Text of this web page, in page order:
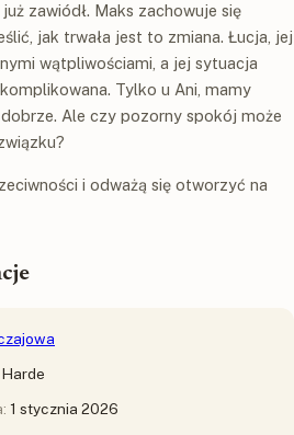
zawiódł. Maks zachowuje się
jak trwała jest to zmiana. Łucja, jej
wątpliwościami, a jej sytuacja
Tylko u Ani, mamy
Ale czy pozorny spokój może
i odważą się otworzyć na
1 stycznia 2026